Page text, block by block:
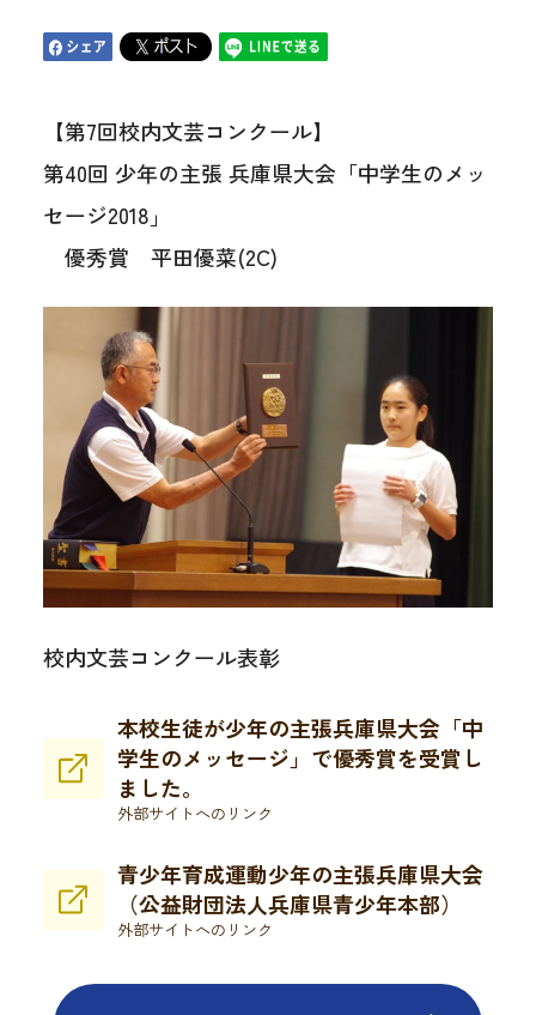
【第7回校内文芸コンクール】
第40回 少年の主張 兵庫県大会「中学生のメッ
セージ2018」
優秀賞 平田優菜(2C)
校内文芸コンクール表彰
本校生徒が少年の主張兵庫県大会「中
学生のメッセージ」で優秀賞を受賞し
ました。
外部サイトへのリンク
青少年育成運動少年の主張兵庫県大会
（公益財団法人兵庫県青少年本部）
外部サイトへのリンク